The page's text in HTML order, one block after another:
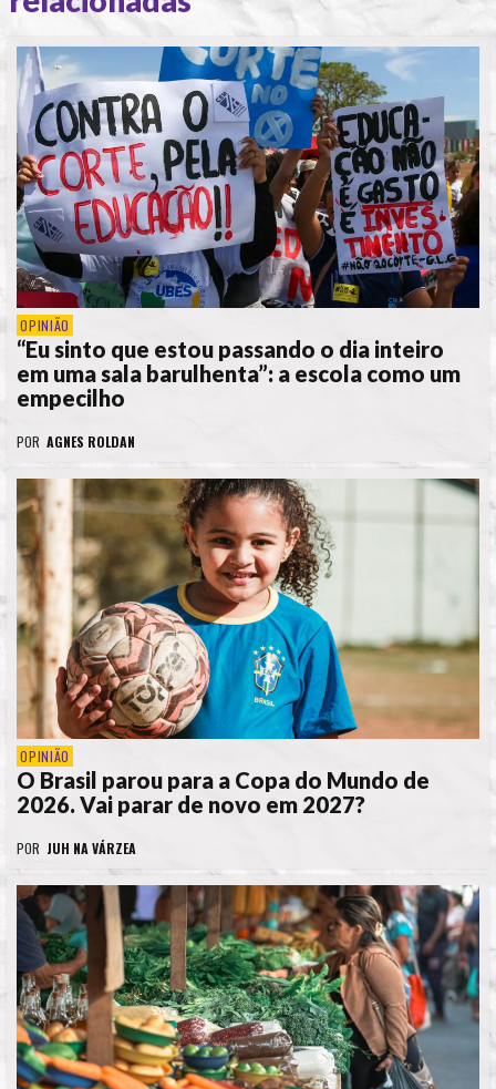
OPINIÃO
“Eu sinto que estou passando o dia inteiro
em uma sala barulhenta”: a escola como um
empecilho
POR AGNES ROLDAN
OPINIÃO
O Brasil parou para a Copa do Mundo de
2026. Vai parar de novo em 2027?
POR JUH NA VÁRZEA